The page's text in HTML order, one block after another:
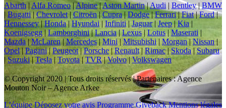
Abarth | Alfa Romeo|Alpine|Aston Martin|Audi | Bentley|BMW
| Bugatti|Chevrolet|Citroën |Cupra | Dodge|Ferrari|Fiat|Ford|
Hennessey| Honda| Hyundai |Infiniti | Jaguar| Jeep|Kia |
Koenigsegg|Lamborghini|Lancia|Lexus | Lotus| Maserati |
Mazda |McLaren|Mercedes | Mini | Mitsubishi | Morgan|Nissan|
Opel | Pagani|Peugeot|Porsche | Renault| Rimac|Skoda | Subaru
| Suzuki|Tesla| Toyota | TVR|Volvo|Volkswagen
© Copyright 2020 | Tous droits réservés | Partenaires : Agence
Mouton Noir – Agence Arkee
L’équipe Déposez votre avis Programme Giveback Mentions légales